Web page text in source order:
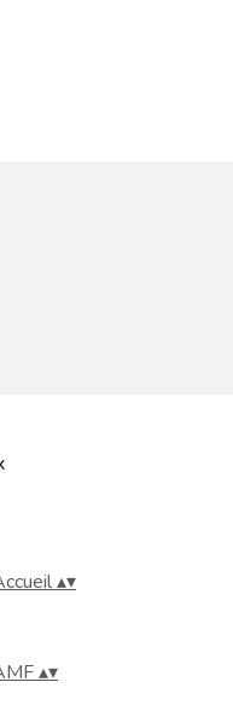
▴▾
▴▾